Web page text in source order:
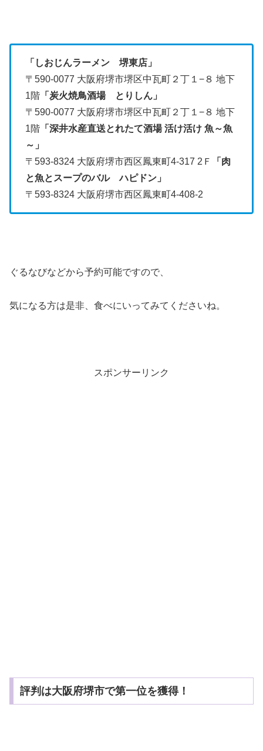
「しおじんラーメン 堺東店」
〒590-0077 大阪府堺市堺区中瓦町２丁１−８ 地下
1階 「炭火焼鳥酒場 とりしん」
〒590-0077 大阪府堺市堺区中瓦町２丁１−８ 地下
1階 「深井水産直送とれたて酒場 活け活け 魚～魚
～」
〒593-8324 大阪府堺市西区鳳東町4-317 2Ｆ 「 肉
と魚とスープのバル ハピドン」
〒593-8324 大阪府堺市西区鳳東町4-408-2
ぐるなびなどから予約可能ですので、
気になる方は是非、食べにいってみてくださいね。
スポンサーリンク
評判は大阪府堺市で第一位を獲得！